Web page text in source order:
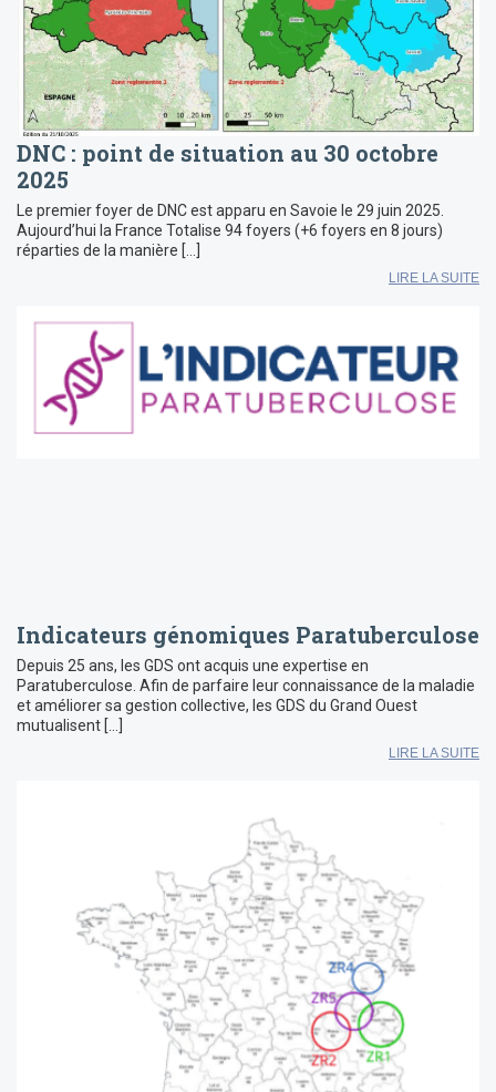
DNC : point de situation au 30 octobre
2025
Le premier foyer de DNC est apparu en Savoie le 29 juin 2025.
Aujourd’hui la France Totalise 94 foyers (+6 foyers en 8 jours)
réparties de la manière […]
LIRE LA SUITE
Indicateurs génomiques Paratuberculose
Depuis 25 ans, les GDS ont acquis une expertise en
Paratuberculose. Afin de parfaire leur connaissance de la maladie
et améliorer sa gestion collective, les GDS du Grand Ouest
mutualisent […]
LIRE LA SUITE